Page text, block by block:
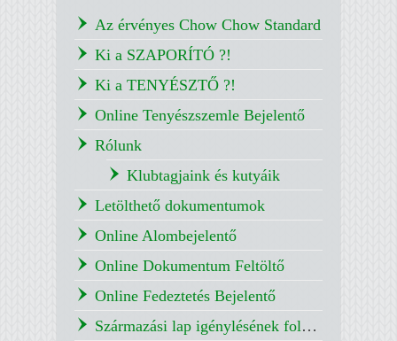
Az érvényes Chow Chow Standard
Ki a SZAPORÍTÓ ?!
Ki a TENYÉSZTŐ ?!
Online Tenyészszemle Bejelentő
Rólunk
Klubtagjaink és kutyáik
Letölthető dokumentumok
Online Alombejelentő
Online Dokumentum Feltöltő
Online Fedeztetés Bejelentő
Származási lap igénylésének folyamata